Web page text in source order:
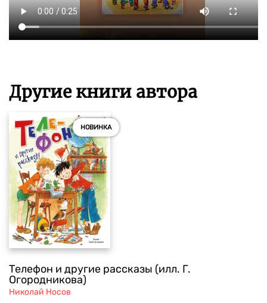
Другие книги автора
НОВИНКА
Телефон и другие рассказы (илл. Г.
Огородникова)
Николай Носов